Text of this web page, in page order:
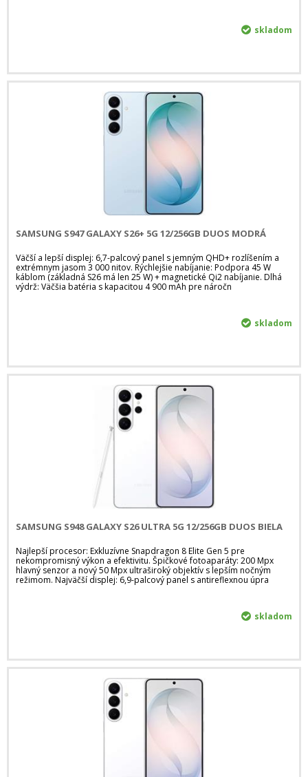
skladom
SAMSUNG S947 GALAXY S26+ 5G 12/256GB DUOS MODRÁ
Väčší a lepší displej: 6,7-palcový panel s jemným QHD+ rozlíšením a
extrémnym jasom 3 000 nitov. Rýchlejšie nabíjanie: Podpora 45 W
káblom (základná S26 má len 25 W) + magnetické Qi2 nabíjanie. Dlhá
výdrž: Väčšia batéria s kapacitou 4 900 mAh pre náročn
skladom
SAMSUNG S948 GALAXY S26 ULTRA 5G 12/256GB DUOS BIELA
Najlepší procesor: Exkluzívne Snapdragon 8 Elite Gen 5 pre
nekompromisný výkon a efektivitu. Špičkové fotoaparáty: 200 Mpx
hlavný senzor a nový 50 Mpx ultraširoký objektív s lepším nočným
režimom. Najväčší displej: 6,9-palcový panel s antireflexnou úpra
skladom